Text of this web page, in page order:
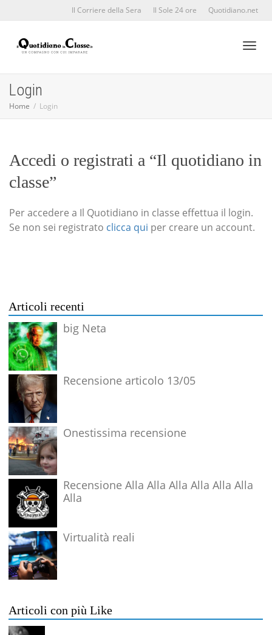
Il Corriere della Sera Il Sole 24 ore Quotidiano.net
Login
Home Login
Accedi o registrati a “Il quotidiano in
classe”
Per accedere a Il Quotidiano in classe effettua il login.
Se non sei registrato clicca qui per creare un account.
Articoli recenti
big Neta
Recensione articolo 13/05
Onestissima recensione
Recensione Alla Alla Alla Alla Alla Alla
Alla
Virtualità reali
Articoli con più Like